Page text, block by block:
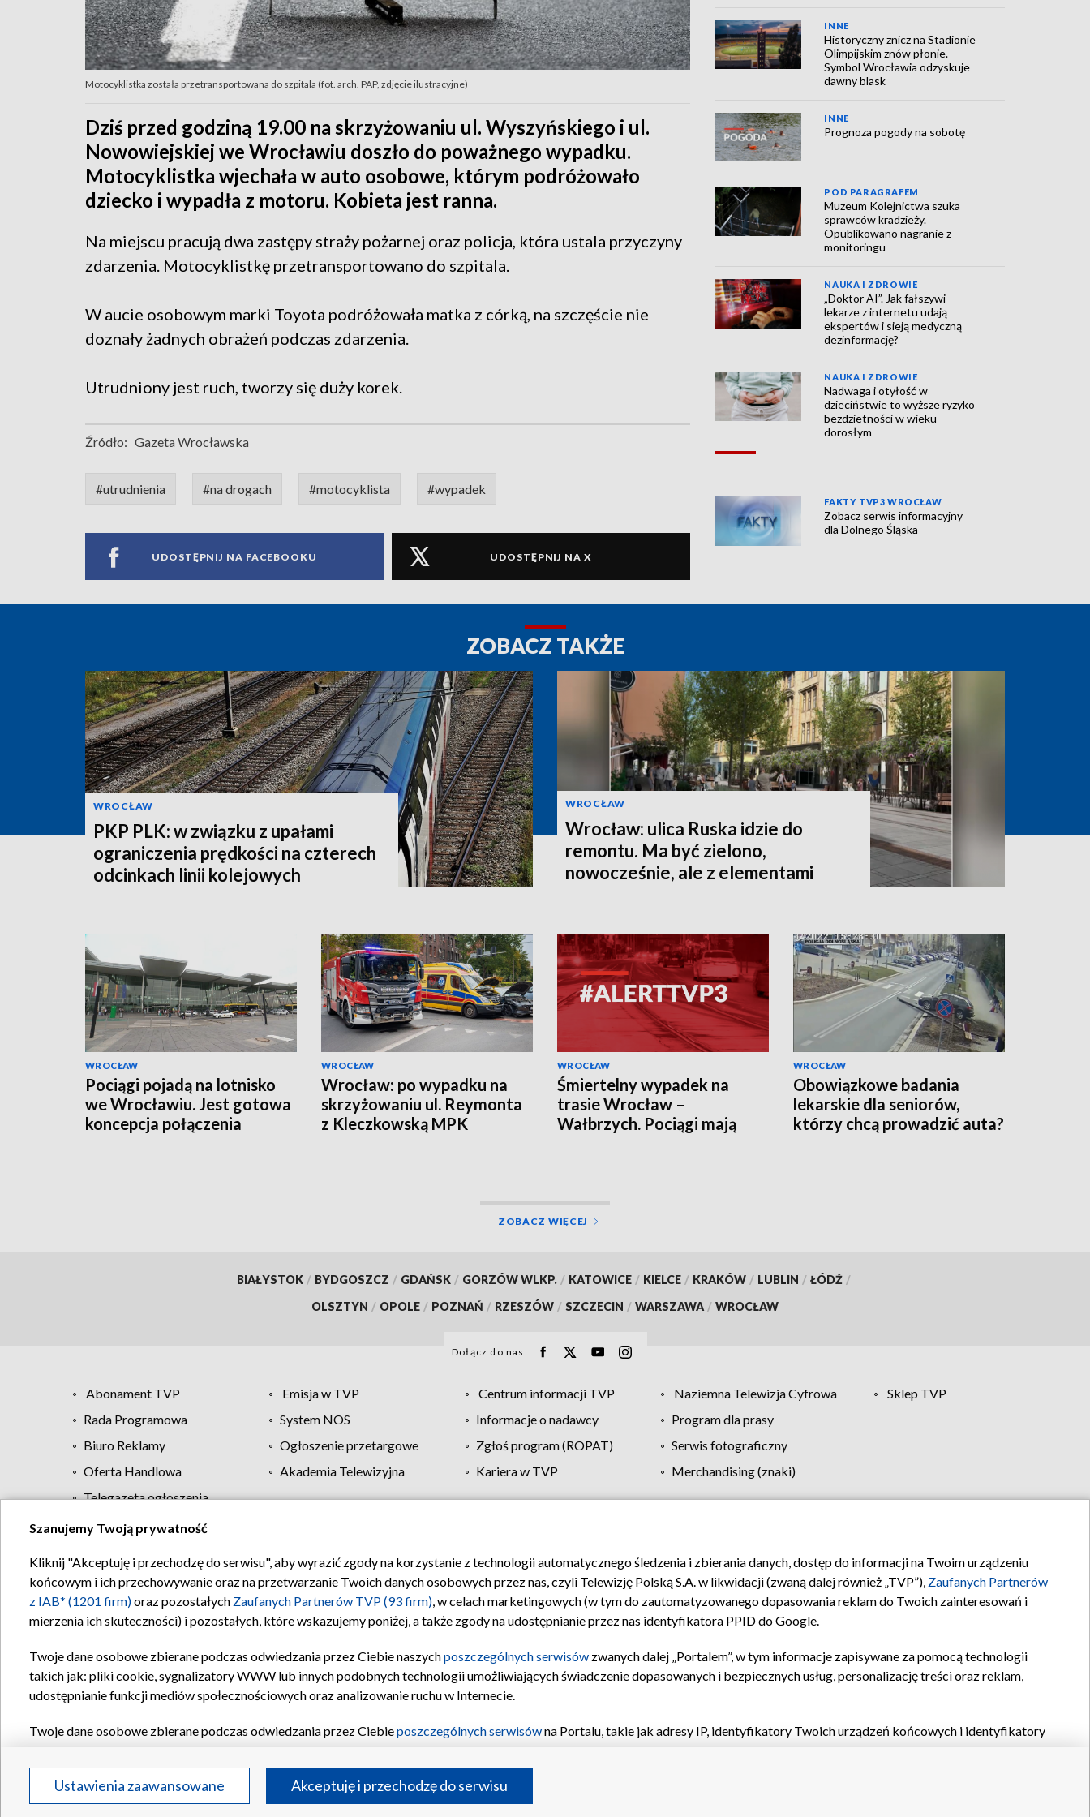
Motocyklistka została przetransportowana do szpitala (fot. arch. PAP, zdjęcie ilustracyjne)
Dziś przed godziną 19.00 na skrzyżowaniu ul. Wyszyńskiego i ul.
Nowowiejskiej we Wrocławiu doszło do poważnego wypadku.
Motocyklistka wjechała w auto osobowe, którym podróżowało
dziecko i wypadła z motoru. Kobieta jest ranna.
Na miejscu pracują dwa zastępy straży pożarnej oraz policja, która ustala przyczyny
zdarzenia. Motocyklistkę przetransportowano do szpitala.
W aucie osobowym marki Toyota podróżowała matka z córką, na szczęście nie
doznały żadnych obrażeń podczas zdarzenia.
Utrudniony jest ruch, tworzy się duży korek.
Źródło: Gazeta Wrocławska
#utrudnienia #na drogach #motocyklista #wypadek
UDOSTĘPNIJ NA FACEBOOKU UDOSTĘPNIJ NA X
INNE
Historyczny znicz na Stadionie
Olimpijskim znów płonie.
Symbol Wrocławia odzyskuje
dawny blask
INNE
Prognoza pogody na sobotę
POD PARAGRAFEM
Muzeum Kolejnictwa szuka
sprawców kradzieży.
Opublikowano nagranie z
monitoringu
NAUKA I ZDROWIE
„Doktor AI”. Jak fałszywi
lekarze z internetu udają
ekspertów i sieją medyczną
dezinformację?
NAUKA I ZDROWIE
Nadwaga i otyłość w
dzieciństwie to wyższe ryzyko
bezdzietności w wieku
dorosłym
FAKTY TVP3 WROCŁAW
Zobacz serwis informacyjny
dla Dolnego Śląska
ZOBACZ TAKŻE
WROCŁAW
PKP PLK: w związku z upałami
ograniczenia prędkości na czterech
odcinkach linii kolejowych
WROCŁAW
Wrocław: ulica Ruska idzie do
remontu. Ma być zielono,
nowocześnie, ale z elementami
WROCŁAW
Pociągi pojadą na lotnisko
we Wrocławiu. Jest gotowa
koncepcja połączenia
WROCŁAW
Wrocław: po wypadku na
skrzyżowaniu ul. Reymonta
z Kleczkowską MPK
WROCŁAW
Śmiertelny wypadek na
trasie Wrocław –
Wałbrzych. Pociągi mają
WROCŁAW
Obowiązkowe badania
lekarskie dla seniorów,
którzy chcą prowadzić auta?
ZOBACZ WIĘCEJ
BIAŁYSTOK / BYDGOSZCZ / GDAŃSK / GORZÓW WLKP. / KATOWICE / KIELCE / KRAKÓW / LUBLIN / ŁÓDŹ /
OLSZTYN / OPOLE / POZNAŃ / RZESZÓW / SZCZECIN / WARSZAWA / WROCŁAW
Dołącz do nas:
Abonament TVP Emisja w TVP Centrum informacji TVP Naziemna Telewizja Cyfrowa
Sklep TVP
Rada Programowa
System NOS Informacje o nadawcy
Program dla prasy
Biuro Reklamy
Ogłoszenie przetargowe Zgłoś program (ROPAT)
Serwis fotograficzny
Oferta Handlowa
Akademia Telewizyjna Kariera w TVP
Merchandising (znaki)
Telegazeta ogłoszenia
Regulamin TVP Polityka prywatności Moje zgody Pomoc Biuro reklamy Kontakt
Szanujemy Twoją prywatność
Kliknij "Akceptuję i przechodzę do serwisu", aby wyrazić zgody na korzystanie z technologii automatycznego śledzenia i zbierania danych, dostęp do informacji na Twoim urządzeniu
końcowym i ich przechowywanie oraz na przetwarzanie Twoich danych osobowych przez nas, czyli Telewizję Polską S.A. w likwidacji (zwaną dalej również „TVP”), Zaufanych Partnerów
z IAB* (1201 firm)oraz pozostałych Zaufanych Partnerów TVP (93 firm), w celach marketingowych (w tym do zautomatyzowanego dopasowania reklam do Twoich zainteresowań i
mierzenia ich skuteczności) i pozostałych, które wskazujemy poniżej, a także zgody na udostępnianie przez nas identyfikatora PPID do Google.
Twoje dane osobowe zbierane podczas odwiedzania przez Ciebie naszychposzczególnych serwisów zwanych dalej „Portalem”, w tym informacje zapisywane za pomocą technologii
takich jak: pliki cookie, sygnalizatory WWW lub innych podobnych technologii umożliwiających świadczenie dopasowanych i bezpiecznych usług, personalizację treści oraz reklam,
udostępnianie funkcji mediów społecznościowych oraz analizowanie ruchu w Internecie.
Twoje dane osobowe zbierane podczas odwiedzania przez Ciebieposzczególnych serwisówna Portalu, takie jak adresy IP, identyfikatory Twoich urządzeń końcowych i identyfikatory
oraz pozostałych
Partnerów TVPdla realizacji następujących celów i funkcji: przechowywania informacji na urządzeniu lub dostęp do nich, wyboru podstawowych reklam, wyboru spersonalizowanych
reklam, tworzenia profilu spersonalizowanych reklam, tworzenia profilu spersonalizowanych treści, wyboru spersonalizowanych treści, pomiaru wydajności reklam, pomiaru wydajności
treści, stosowania badań rynkowych w celu generowania opinii odbiorców, opracowywania i ulepszania produktów, zapewnienia bezpieczeństwa, zapobiegania oszustwom i usuwania
Ustawienia zaawansowane Akceptuję i przechodzę do serwisu